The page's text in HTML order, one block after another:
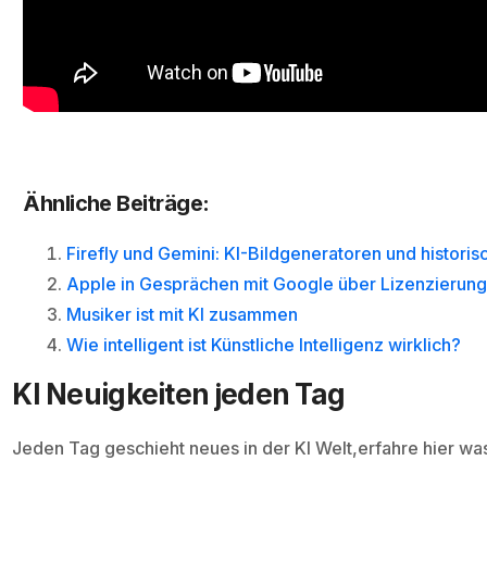
Ähnliche Beiträge:
Firefly und Gemini: KI-Bildgeneratoren und
Apple in Gesprächen mit Google über
Musiker ist mit KI zusammen
Wie intelligent ist Künstliche Intelligenz wirklich?
KI Neuigkeiten jeden Tag
Jeden Tag geschieht neues in der KI Welt,erfahre hier